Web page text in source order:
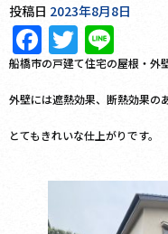
投稿日 2023年8月8日
Facebook
Twitter
船橋市の戸建て住宅の屋根・外
外壁には遮熱効果、断熱効果の
とてもきれいな仕上がりです。